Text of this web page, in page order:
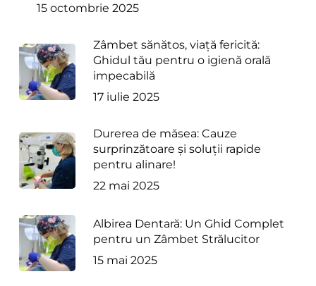
15 octombrie 2025
Zâmbet sănătos, viață fericită:
Ghidul tău pentru o igienă orală
impecabilă
17 iulie 2025
Durerea de măsea: Cauze
surprinzătoare și soluții rapide
pentru alinare!
22 mai 2025
Albirea Dentară: Un Ghid Complet
pentru un Zâmbet Strălucitor
15 mai 2025